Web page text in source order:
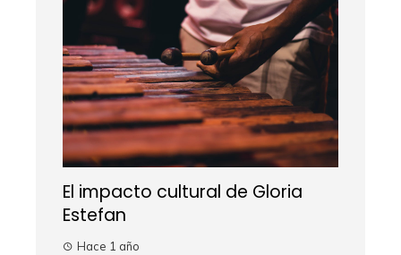
El impacto cultural de Gloria
Estefan
Hace 1 año